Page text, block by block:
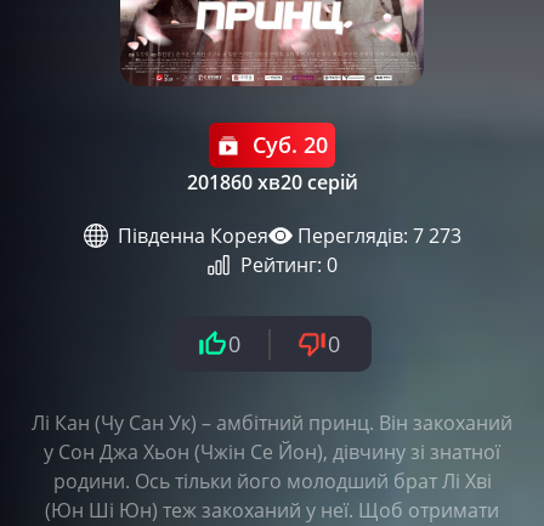
Суб. 20
201860 хв20 серій
Південна Корея
Переглядів: 7 273
Рейтинг: 0
0 0
Лі Кан (Чу Сан Ук) – амбітний принц. Він закоханий
у Сон Джа Хьон (Чжін Се Йон), дівчину зі знатної
родини. Ось тільки його молодший брат Лі Хві
(Юн Ші Юн) теж закоханий у неї. Щоб отримати